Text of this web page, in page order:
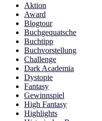
Aktion
Award
Blogtour
Buchgequatsche
Buchtipp
Buchvorstellung
Challenge
Dark Academia
Dystopie
Fantasy
Gewinnspiel
High Fantasy
Highlights